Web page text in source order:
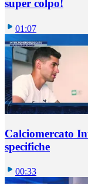
super colpo!
01:07
Calciomercato
specifiche
00:33